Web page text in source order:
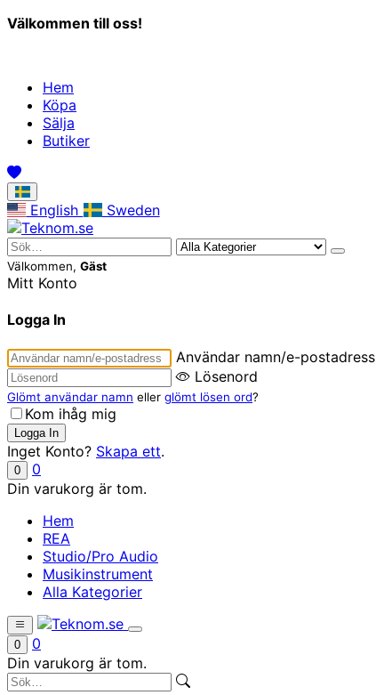
Välkommen till oss!
Hem
Köpa
Sälja
Butiker
English Sweden
Välkommen, Gäst
Mitt Konto
Logga In
Användar namn/e-postadress
Lösenord
Glömt användar namn eller glömt lösen ord?
Kom ihåg mig
Inget Konto? Skapa ett.
0
0
Din varukorg är tom.
Hem
REA
Studio/Pro Audio
Musikinstrument
Alla Kategorier
0
0
Din varukorg är tom.